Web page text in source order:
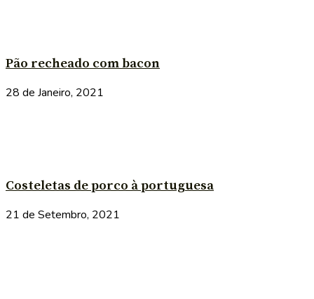
Pão recheado com bacon
28 de Janeiro, 2021
Costeletas de porco à portuguesa
21 de Setembro, 2021